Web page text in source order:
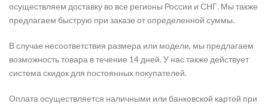
осуществляем доставку во все регионы России и СНГ. Мы также
предлагаем быструю при заказе от определенной суммы.
В случае несоответствия размера или модели, мы предлагаем
возможность товара в течение 14 дней. У нас также действует
система скидок для постоянных покупателей.
Оплата осуществляется наличными или банковской картой при